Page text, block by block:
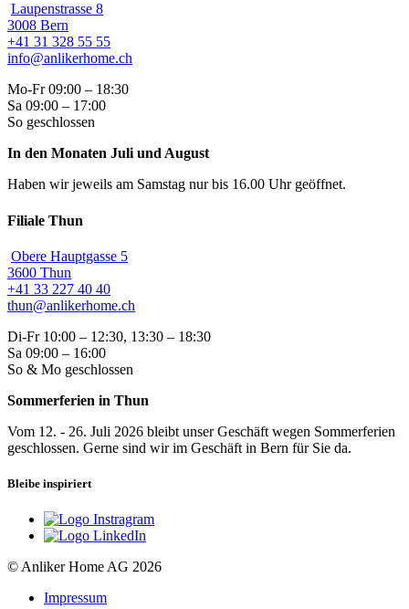
Laupenstrasse 8
3008 Bern
+41 31 328 55 55
info@anlikerhome.ch
Mo-Fr 09:00 – 18:30
Sa 09:00 – 17:00
So geschlossen
In den Monaten Juli und August
Haben wir jeweils am Samstag nur bis 16.00 Uhr geöffnet.
Filiale Thun
Obere Hauptgasse 5
3600 Thun
+41 33 227 40 40
thun@anlikerhome.ch
Di-Fr 10:00 – 12:30, 13:30 – 18:30
Sa 09:00 – 16:00
So & Mo geschlossen
Sommerferien in Thun
Vom 12. - 26. Juli 2026 bleibt unser Geschäft wegen Sommerferien
geschlossen. Gerne sind wir im Geschäft in Bern für Sie da.
Bleibe inspiriert
© Anliker Home AG 2026
Impressum